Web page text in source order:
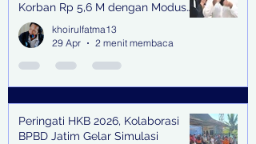
Korban Rp 5,6 M dengan Modus
Kerja Sama Impor Bodong
khoirulfatma13
29 Apr
2 menit membaca
Peringati HKB 2026, Kolaborasi
BPBD Jatim Gelar Simulasi